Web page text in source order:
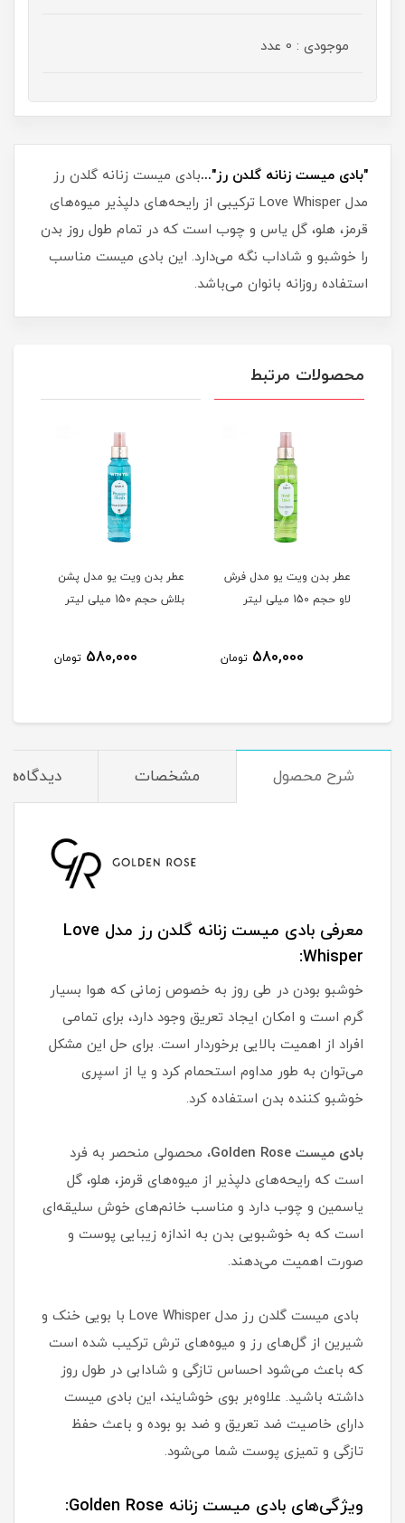
موجودی : 0 عدد
"بادی میست زنانه گلدن رز"...بادی میست زنانه گلدن رز
مدل Love Whisper ترکیبی از رایحه‌های دلپذیر میوه‌های
قرمز، هلو، گل یاس و چوب است که در تمام طول روز بدن
را خوشبو و شاداب نگه می‌دارد. این بادی میست مناسب
استفاده روزانه بانوان می‌باشد.
محصولات مرتبط
عطر بدن ویت یو مدل فرش
لاو حجم 150 میلی لیتر
580,000 تومان
عطر بدن ویت یو مدل پشن
بلاش حجم 150 میلی لیتر
580,000 تومان
شرح محصول مشخصات دیدگاه‌ها
معرفی بادی میست زنانه گلدن رز مدل Love
Whisper:
خوشبو بودن در طی روز به خصوص زمانی که هوا بسیار
گرم است و امکان ایجاد تعریق وجود دارد، برای تمامی
افراد از اهمیت بالایی برخوردار است. برای حل این مشکل
می‌توان به طور مداوم استحمام کرد و یا از اسپری
خوشبو کننده بدن استفاده کرد.
بادی میست Golden Rose
، محصولی منحصر به فرد
است که رایحه‌های دلپذیر از میوه‌های قرمز، هلو، گل
یاسمین و چوب دارد و مناسب خانم‌های خوش سلیقه‌ای
است که به خوشبویی بدن به اندازه زیبایی پوست و
صورت اهمیت می‌دهند.
بادی میست گلدن رز مدل Love Whisper با بویی خنک و
شیرین از گل‌های رز و میوه‌های ترش ترکیب شده است
که باعث می‌شود احساس تازگی و شادابی در طول روز
داشته باشید. علاوه‌بر بوی خوشایند، این بادی میست
دارای خاصیت ضد تعریق و ضد بو بوده و باعث حفظ
تازگی و تمیزی پوست شما می‌شود.
ویژگی‌های بادی میست زنانه Golden Rose: